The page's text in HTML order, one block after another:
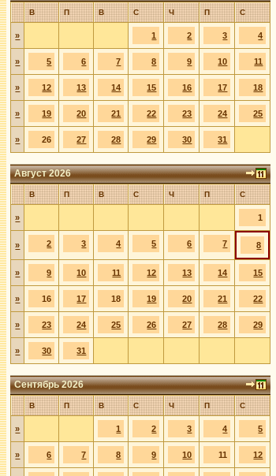
В П В С Ч П С
» 1 2 3 4
» 5 6 7 8 9 10 11
» 12 13 14 15 16 17 18
» 19 20 21 22 23 24 25
» 26 27 28 29 30 31
Август 2026
В П В С Ч П С
» 1
» 2 3 4 5 6 7 8
» 9 10 11 12 13 14 15
» 16 17 18 19 20 21 22
» 23 24 25 26 27 28 29
» 30 31
Сентябрь 2026
В П В С Ч П С
» 1 2 3 4 5
» 6 7 8 9 10 11 12